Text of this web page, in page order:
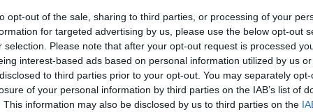
opt-out of the sale, sharing to third parties, or processing of your
for targeted advertising by us, please use the below opt-out
selection. Please note that after your opt-out request is processed
interest-based ads based on personal information utilized by us
to third parties prior to your opt-out. You may separately
of your personal information by third parties on the IAB’s list of
This information may also be disclosed by us to third parties on the
znižuje vlhkosť, zabraňuje
Strešné okná VELUX ponúkajú ideálne
navrhnuté tak, aby zachytávali maximum
a účinné vetranie, vďaka čomu
obývateľný priestor.